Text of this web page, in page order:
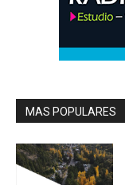
MAS POPULARES